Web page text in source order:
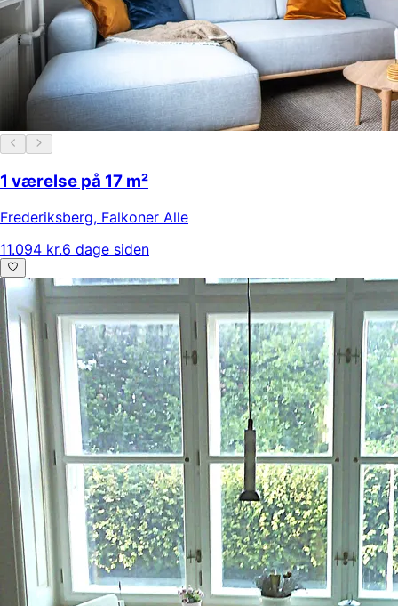
1 værelse på 17 m²
Frederiksberg, Falkoner Alle
11.094 kr.6 dage siden